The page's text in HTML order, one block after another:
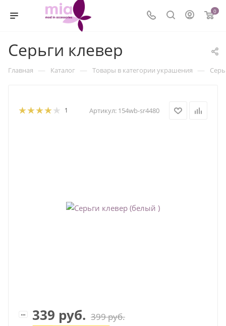
0
Серьги клевер
Главная — Каталог — Товары в категории украшения —
1 Артикул: 154wb-sr4480
339 руб. 399руб.